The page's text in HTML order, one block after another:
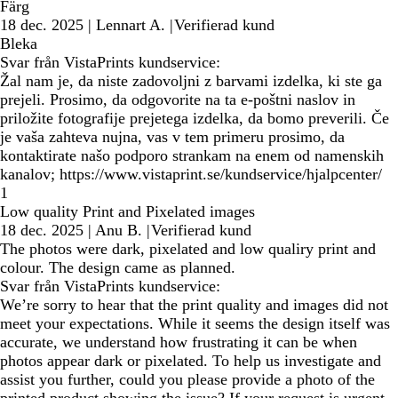
Färg
18 dec. 2025 | Lennart A. |Verifierad kund
Bleka
Svar från VistaPrints kundservice:
Žal nam je, da niste zadovoljni z barvami izdelka, ki ste ga
prejeli. Prosimo, da odgovorite na ta e-poštni naslov in
priložite fotografije prejetega izdelka, da bomo preverili. Če
je vaša zahteva nujna, vas v tem primeru prosimo, da
kontaktirate našo podporo strankam na enem od namenskih
kanalov; https://www.vistaprint.se/kundservice/hjalpcenter/
1
Low quality Print and Pixelated images
18 dec. 2025 | Anu B. |Verifierad kund
The photos were dark, pixelated and low qualiry print and
colour. The design came as planned.
Svar från VistaPrints kundservice:
We’re sorry to hear that the print quality and images did not
meet your expectations. While it seems the design itself was
accurate, we understand how frustrating it can be when
photos appear dark or pixelated. To help us investigate and
assist you further, could you please provide a photo of the